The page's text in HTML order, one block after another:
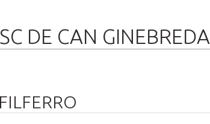
DE CAN GINEBREDA